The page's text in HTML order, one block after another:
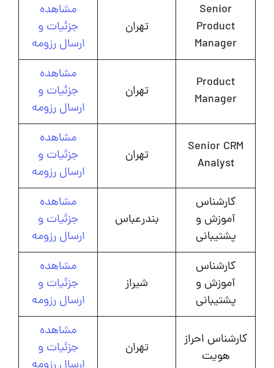
Senior
Product
Manager
تهران
مشاهده
جزئیات و
ارسال رزومه
Product
Manager
تهران
مشاهده
جزئیات و
ارسال رزومه
Senior CRM
Analyst
تهران
مشاهده
جزئیات و
ارسال رزومه
کارشناس
آموزش و
پشتیبانی
بندرعباس
مشاهده
جزئیات و
ارسال رزومه
کارشناس
آموزش و
پشتیبانی
شیراز
مشاهده
جزئیات و
ارسال رزومه
کارشناس احراز
هویت
تهران
مشاهده
جزئیات و